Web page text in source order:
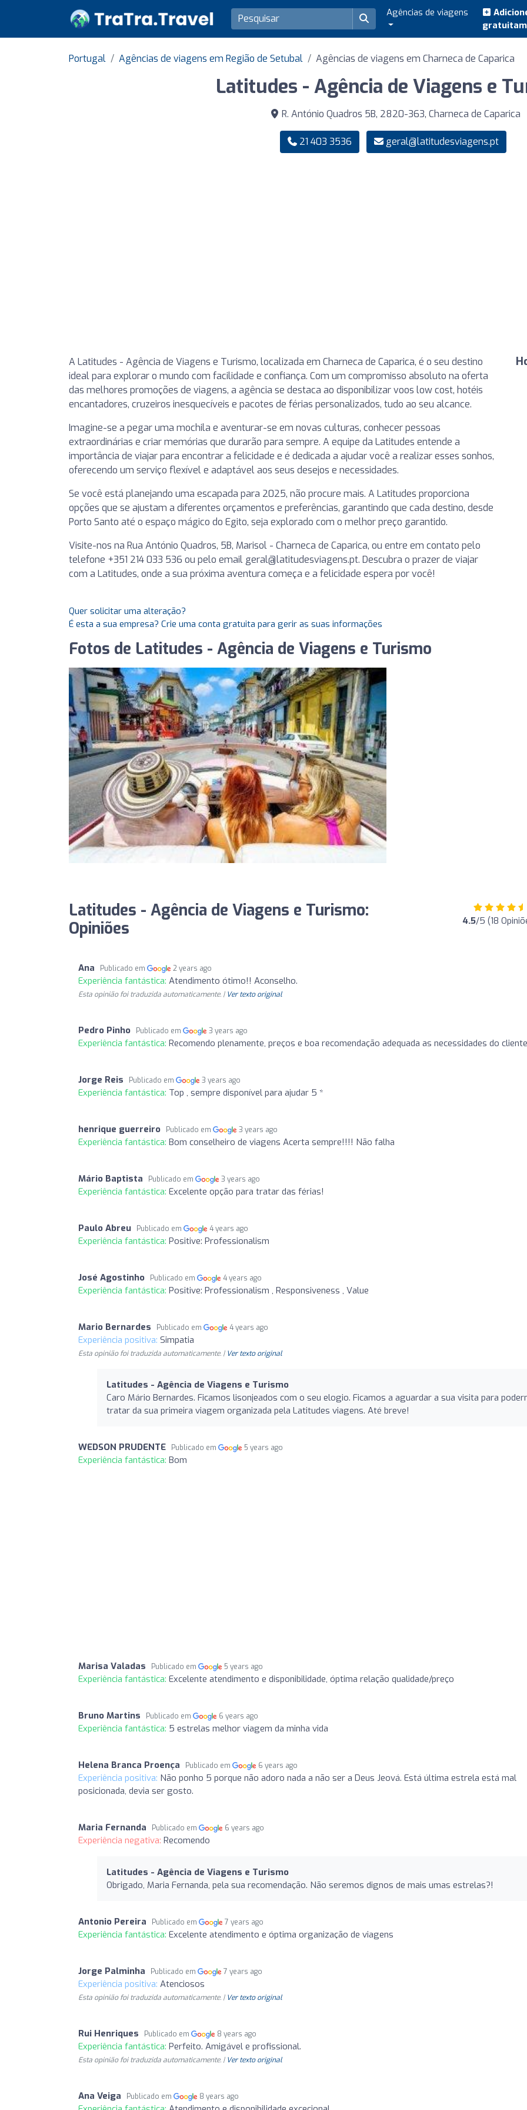
Agências de viagens
Portugal Agências de viagens em Região de Setubal Agências de viagens em Charneca de Caparica
Latitudes - Agência de Viagens e
R. António Quadros 5B, 2820-363, Charneca de Caparica
21 403 3536 geral@latitudesviagens.pt
A Latitudes - Agência de Viagens e Turismo, localizada em Charneca de Caparica, é o seu destino
ideal para explorar o mundo com facilidade e confiança. Com um compromisso absoluto na oferta
das melhores promoções de viagens, a agência se destaca ao disponibilizar voos low cost, hotéis
encantadores, cruzeiros inesquecíveis e pacotes de férias personalizados, tudo ao seu alcance.
Imagine-se a pegar uma mochila e aventurar-se em novas culturas, conhecer pessoas
extraordinárias e criar memórias que durarão para sempre. A equipe da Latitudes entende a
importância de viajar para encontrar a felicidade e é dedicada a ajudar você a realizar esses sonhos,
oferecendo um serviço flexível e adaptável aos seus desejos e necessidades.
Se você está planejando uma escapada para 2025, não procure mais. A Latitudes proporciona
opções que se ajustam a diferentes orçamentos e preferências, garantindo que cada destino, desde
Porto Santo até o espaço mágico do Egito, seja explorado com o melhor preço garantido.
Visite-nos na Rua António Quadros, 5B, Marisol - Charneca de Caparica, ou entre em contato pelo
telefone +351 214 033 536 ou pelo email geral@latitudesviagens.pt. Descubra o prazer de viajar
com a Latitudes, onde a sua próxima aventura começa e a felicidade espera por você!
Quer solicitar uma alteração?
É esta a sua empresa? Crie uma conta gratuita para gerir as suas informações
Fotos de Latitudes - Agência de Viagens e Turismo
Latitudes - Agência de Viagens e Turismo:
Opiniões
4.5/5 (18
Ana Publicado em 2 years ago
Experiência fantástica: Atendimento ótimo!! Aconselho.
Esta opinião foi traduzida automaticamente. | Ver texto original
Pedro Pinho Publicado em 3 years ago
Experiência fantástica: Recomendo plenamente, preços e boa recomendação adequada as necessidades do
Jorge Reis Publicado em 3 years ago
Experiência fantástica: Top , sempre disponível para ajudar 5 *
henrique guerreiro Publicado em 3 years ago
Experiência fantástica: Bom conselheiro de viagens Acerta sempre!!!! Não falha
Mário Baptista Publicado em 3 years ago
Experiência fantástica: Excelente opção para tratar das férias!
Paulo Abreu Publicado em 4 years ago
Experiência fantástica: Positive: Professionalism
José Agostinho Publicado em 4 years ago
Experiência fantástica: Positive: Professionalism , Responsiveness , Value
Mario Bernardes Publicado em 4 years ago
Experiência positiva: Simpatia
Esta opinião foi traduzida automaticamente. | Ver texto original
Latitudes - Agência de Viagens e Turismo
Caro Mário Bernardes. Ficamos lisonjeados com o seu elogio. Ficamos a aguardar a sua visita para
tratar da sua primeira viagem organizada pela Latitudes viagens. Até breve!
WEDSON PRUDENTE Publicado em 5 years ago
Experiência fantástica: Bom
Marisa Valadas Publicado em 5 years ago
Experiência fantástica: Excelente atendimento e disponibilidade, óptima relação qualidade/preço
Bruno Martins Publicado em 6 years ago
Experiência fantástica: 5 estrelas melhor viagem da minha vida
Helena Branca Proença Publicado em 6 years ago
Experiência positiva: Não ponho 5 porque não adoro nada a não ser a Deus Jeová. Está última estrela está mal
posicionada, devia ser gosto.
Maria Fernanda Publicado em 6 years ago
Experiência negativa: Recomendo
Latitudes - Agência de Viagens e Turismo
Obrigado, Maria Fernanda, pela sua recomendação. Não seremos dignos de mais umas estrelas?!
Antonio Pereira Publicado em 7 years ago
Experiência fantástica: Excelente atendimento e óptima organização de viagens
Jorge Palminha Publicado em 7 years ago
Experiência positiva: Atenciosos
Esta opinião foi traduzida automaticamente. | Ver texto original
Rui Henriques Publicado em 8 years ago
Experiência fantástica: Perfeito. Amigável e profissional.
Esta opinião foi traduzida automaticamente. | Ver texto original
Ana Veiga Publicado em 8 years ago